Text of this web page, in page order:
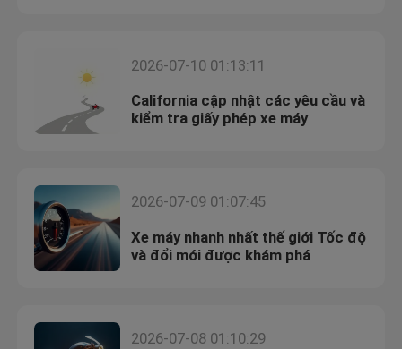
Xe mô tô bốn thì
Siêu mô tô Motard
Euro 4 Mô tô
2026-07-10 01:13:11
California cập nhật các yêu cầu và
kiểm tra giấy phép xe máy
2026-07-09 01:07:45
Xe máy nhanh nhất thế giới Tốc độ
và đổi mới được khám phá
2026-07-08 01:10:29